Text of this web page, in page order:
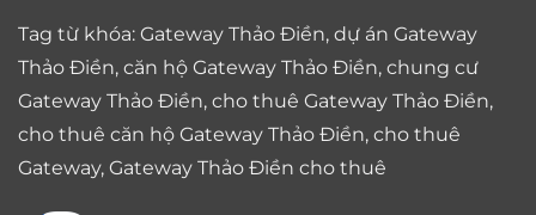
Tag từ khóa: Gateway Thảo Điền, dự án Gateway
Thảo Điền, căn hộ Gateway Thảo Điền, chung cư
Gateway Thảo Điền, cho thuê Gateway Thảo Điền,
cho thuê căn hộ Gateway Thảo Điền, cho thuê
Gateway, Gateway Thảo Điền cho thuê